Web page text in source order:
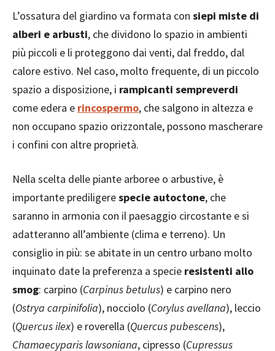
L’ossatura del giardino va formata con siepi miste di
alberi e arbusti, che dividono lo spazio in ambienti
più piccoli e li proteggono dai venti, dal freddo, dal
calore estivo. Nel caso, molto frequente, di un piccolo
spazio a disposizione, i rampicanti sempreverdi
come edera e rincospermo, che salgono in altezza e
non occupano spazio orizzontale, possono mascherare
i confini con altre proprietà.
Nella scelta delle piante arboree o arbustive, è
importante prediligerespecie autoctone, che
saranno in armonia con il paesaggio circostante e si
adatteranno all’ambiente (clima e terreno). Un
consiglio in più: se abitate in un centro urbano molto
inquinato date la preferenza a specie resistenti allo
smog: carpino (Carpinus betulus) e carpino nero
(Ostrya carpinifolia), nocciolo (Corylus avellana), leccio
(Quercus ilex) e roverella (Quercus pubescens),
Chamaecyparis lawsoniana, cipresso (Cupressus